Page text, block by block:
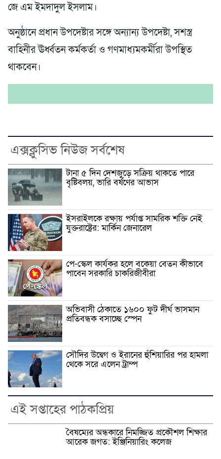
জে এম ইমদাদুল ইসলাম।
অনুষ্ঠানে প্রধান উপদেষ্টার সঙ্গে অন্যান্য উপদেষ্টা, সশস্ত্র
বাহিনীর ঊর্ধ্বতন কর্মকর্তা ও গণমাধ্যমকর্মীরা উপস্থিত
থাকবেন।
এক্সক্লুসিভ নিউজ সর্বশেষ
টানা ৫ দিন দেশজুড়ে সক্রিয় থাকতে পারে
বৃষ্টিবলয়, ভারি বর্ষণের আভাস
ইসরাইলকে রক্ষায় পর্যাপ্ত সামরিক শক্তি নেই
যুক্তরাষ্ট্রের: মার্কিন জেনারেল
পে-স্কেল কার্যকর হলে বকেয়া বেতন কীভাবে
পাবেন সরকারি চাকরিজীবীরা
অভিবাসী ঠেকাতে ১৬০০ ফুট দীর্ঘ ভাসমান
প্রতিবন্ধক বসাচ্ছে স্পেন
সৌদির উদ্বেগ ও ইরানের হুঁশিয়ারির পর হামলা
থেকে সরে এলেন ট্রাম্প
এই সপ্তাহের পাঠকপ্রিয়
বৈষম্যের অন্ধকারে নিমজ্জিত প্রকৌশল শিক্ষার
আরেক জগত: ইঞ্জিনিয়ারিং কলেজ